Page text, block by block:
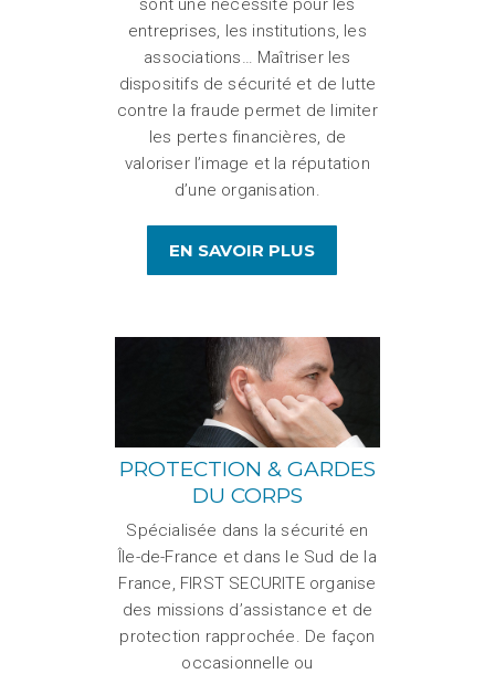
sont une nécessité pour les
entreprises, les institutions, les
associations… Maîtriser les
dispositifs de sécurité et de lutte
contre la fraude permet de limiter
les pertes financières, de
valoriser l’image et la réputation
d’une organisation.
EN SAVOIR PLUS
PROTECTION & GARDES
DU CORPS
Spécialisée dans la sécurité en
Île-de-France et dans le Sud de la
France, FIRST SECURITE organise
des missions d’assistance et de
protection rapprochée. De façon
occasionnelle ou